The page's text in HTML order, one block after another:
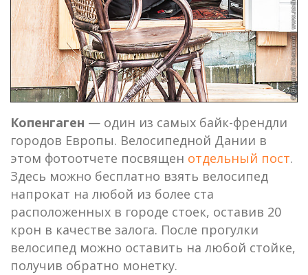
Копенгаген — один из самых байк-френдли
городов Европы. Велосипедной Дании в
этом фотоотчете посвящен отдельный пост.
Здесь можно бесплатно взять велосипед
напрокат на любой из более ста
расположенных в городе стоек, оставив 20
крон в качестве залога. После прогулки
велосипед можно оставить на любой стойке,
получив обратно монетку.